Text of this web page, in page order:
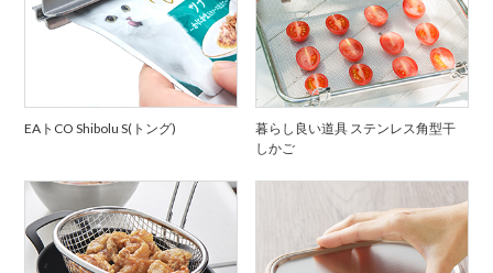
EAトCO Shibolu S(トング)
暮らし良い道具 ステンレス角型干
しかご